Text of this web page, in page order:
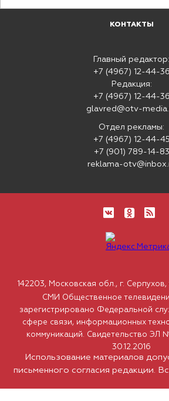
КОНТАКТЫ
Главный редактор:
+7 (4967) 12-44-36
Редакция:
+7 (4967) 12-44-36
glavred@otv-
Отдел рекламы:
+7 (4967) 12-44-45
+7 (901) 789-14-83
reklama-
Использование материалов
письменного согласия редакции.
142203, Московская обл., г.
СМИ Общественное
зарегистрировано Федеральной
сфере связи, информационных
коммуникаций. Свидетельство ЭЛ
30.12.2016